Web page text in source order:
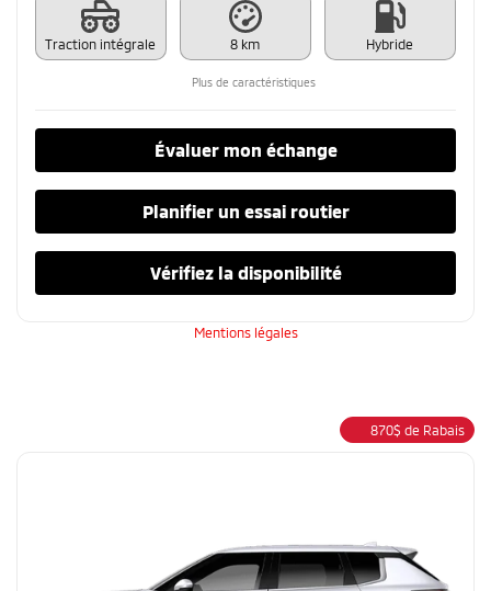
Traction intégrale 8 km Hybride
Plus de caractéristiques
Évaluer mon échange
Planifier un essai routier
Vérifiez la disponibilité
Mentions légales
870$ de Rabais